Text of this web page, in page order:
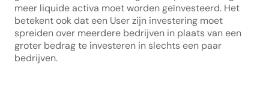
meer liquide activa moet worden geïnvesteerd. Het
betekent ook dat een User zijn investering moet
spreiden over meerdere bedrijven in plaats van een
groter bedrag te investeren in slechts een paar
bedrijven.